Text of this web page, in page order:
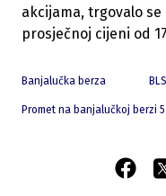
akcijama, trgovalo se
prosječnoj cijeni od
Banjalučka berza
Promet na banjalučkoj berzi 5.